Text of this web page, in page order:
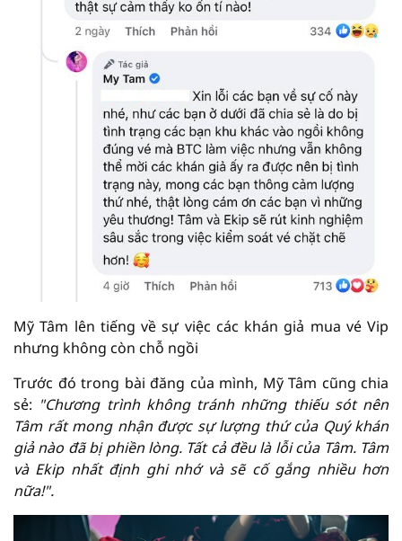
Mỹ Tâm lên tiếng về sự việc các khán giả mua vé Vip
nhưng không còn chỗ ngồi
Trước đó trong bài đăng của mình, Mỹ Tâm cũng chia
sẻ: "Chương trình không tránh những thiếu sót nên
Tâm rất mong nhận được sự lượng thứ của Quý khán
giả nào đã bị phiền lòng. Tất cả đều là lỗi của Tâm. Tâm
và Ekip nhất định ghi nhớ và sẽ cố gắng nhiều hơn
nữa!".